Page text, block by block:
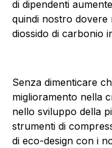
di dipendenti
quindi nostro dovere
diossido di carbonio
Senza dimenticare
miglioramento nella
nello sviluppo della
strumenti di
di eco-design con i